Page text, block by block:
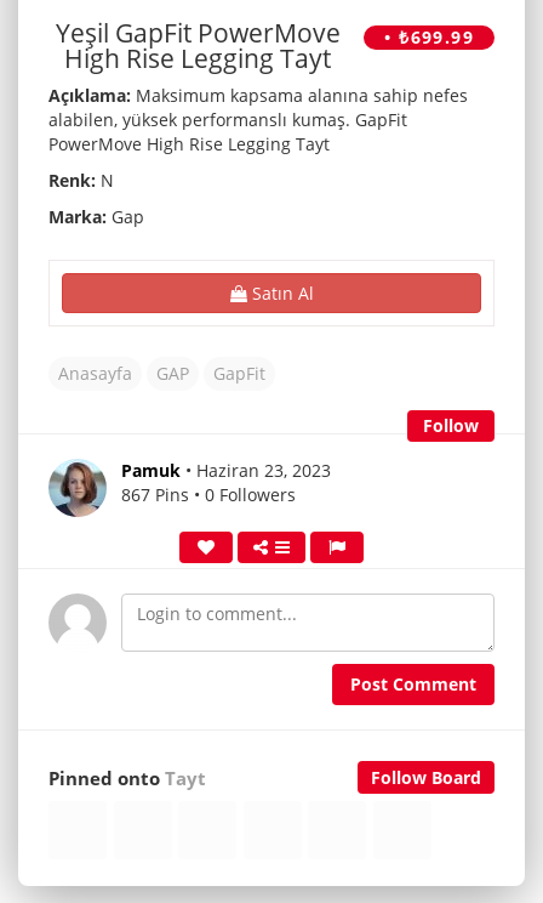
• ₺699.99
Yeşil GapFit PowerMove
High Rise Legging Tayt
Açıklama: Maksimum kapsama alanına sahip nefes
alabilen, yüksek performanslı kumaş. GapFit
PowerMove High Rise Legging Tayt
Renk: N
Marka: Gap
Satın Al
Anasayfa GAP GapFit
Follow
Pamuk • Haziran 23, 2023
867 Pins • 0 Followers
Post Comment
Follow Board
Pinned ontoTayt